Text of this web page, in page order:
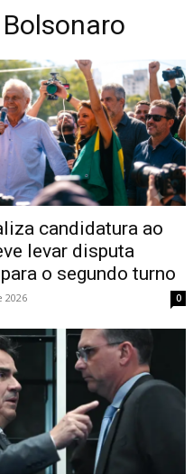
candidatura ao
levar disputa
o segundo turno
2026 0